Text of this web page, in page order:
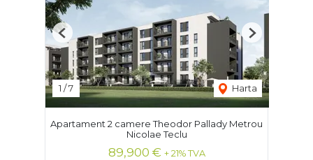
1 /7 Harta
Previous Next
Apartament 2 camere Theodor Pallady Metrou
Nicolae Teclu
89,900 € + 21% TVA